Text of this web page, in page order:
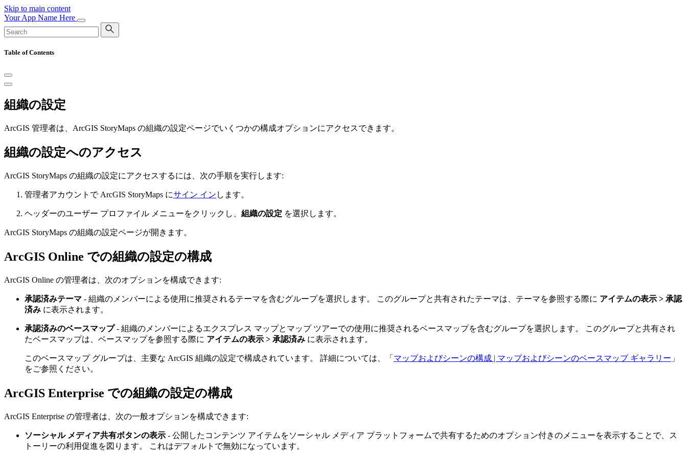
Skip to main content
Your App Name Here
Table of Contents
組織の設定
ArcGIS 管理者は、ArcGIS StoryMaps の組織の設定ページでいくつかの構成オプションにアクセスできます。
組織の設定へのアクセス
ArcGIS StoryMaps の組織の設定にアクセスするには、次の手順を実行します:
管理者アカウントで ArcGIS StoryMaps にサイン イン します。
ヘッダーのユーザー プロファイル メニューをクリックし、 組織の設定 を選択します。
ArcGIS StoryMaps の組織の設定ページが開きます。
ArcGIS Online での組織の設定の構成
ArcGIS Online の管理者は、次のオプションを構成できます:
承認済みテーマ - 組織のメンバーによる使用に推奨されるテーマを含むグループを選択します。 このグループと共有されたテーマは、テーマを参照する際に アイテムの表示 > 承認
済み に表示されます。
承認済みのベースマップ- 組織のメンバーによるエクスプレス マップとマップ ツアーでの使用に推奨されるベースマップを含むグループを選択します。 このグループと共有され
たベースマップは、ベースマップを参照する際に アイテムの表示 > 承認済み に表示されます。
このベースマップ グループは、主要な ArcGIS 組織の設定で構成されています。 詳細については、「 マップおよびシーンの構成 | マップおよびシーンのベースマップ ギャラリー 」
をご参照ください。
ArcGIS Enterprise での組織の設定の構成
ArcGIS Enterprise の管理者は、次の一般オプションを構成できます:
ソーシャル メディア共有ボタンの表示 - 公開したコンテンツ アイテムをソーシャル メディア プラットフォームで共有するためのオプション付きのメニューを表示することで、ス
トーリーの利用促進を図ります。 これはデフォルトで無効になっています。